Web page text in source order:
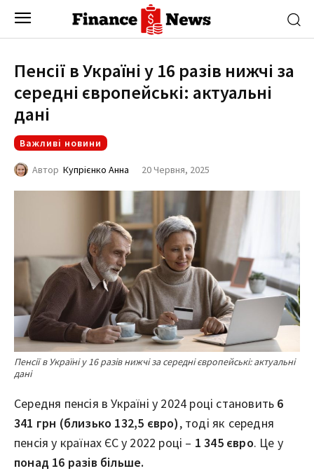
Пенсії в Україні у 16 разів нижчі за
середні європейські: актуальні
дані
Важливі новини
Автор Купрієнко Анна 20 Червня, 2025
Пенсії в Україні у 16 разів нижчі за середні європейські: актуальні
дані
Середня пенсія в Україні у 2024 році становить 6
341 грн (близько 132,5 євро), тоді як середня
пенсія у країнах ЄС у 2022 році – 1 345 євро. Це у
понад 16 разів більше.